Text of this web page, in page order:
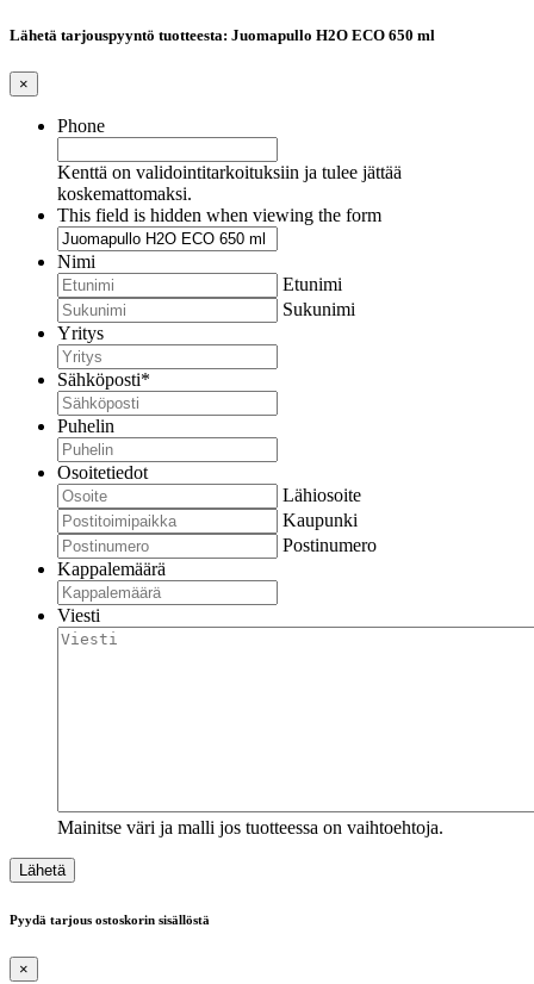
Lähetä tarjouspyyntö tuotteesta: Juomapullo H2O ECO 650 ml
×
Phone
Kenttä on validointitarkoituksiin ja tulee jättää
koskemattomaksi.
This field is hidden when viewing the form
Nimi
Etunimi
Sukunimi
Yritys
Sähköposti*
Puhelin
Osoitetiedot
Lähiosoite
Kaupunki
Postinumero
Kappalemäärä
Viesti
Mainitse väri ja malli jos tuotteessa on vaihtoehtoja.
Pyydä tarjous ostoskorin sisällöstä
×